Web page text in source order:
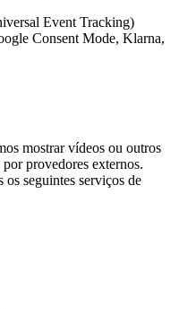
Event Tracking)
Consent Mode, Klarna,
mostrar vídeos ou outros
provedores externos.
os seguintes serviços de